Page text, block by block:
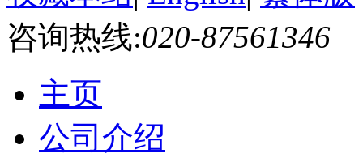
咨询热线:020-87561346
主页
公司介绍